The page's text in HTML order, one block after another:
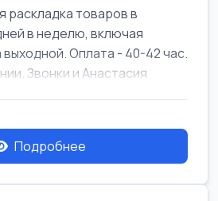
раскладка товаров в
в неделю, включая
Оплата - 40-42 час.
Звонки и Анастасия
Подробнее